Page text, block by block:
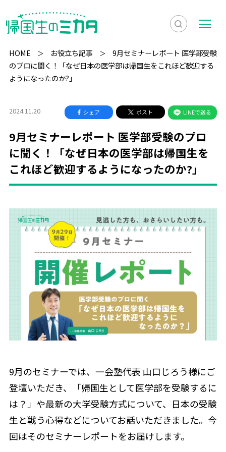
検
検
索
を
メ
ニ
ュ
HOME お役立ち記事
9月セミナーレポート 医学部受験
のプロに聞く！「なぜ日本の医学部は帰国生をこれほど歓迎する
ようになったのか?」
2024.11.20 シェア ポスト LINEで送る
9月セミナーレポート 医学部受験のプロ
に聞く！「なぜ日本の医学部は帰国生を
これほど歓迎するようになったのか?」
9月のセミナーでは、一会塾代表 山口じろう様にご
登壇いただき、「帰国生として医学部を受験するに
は？」や最新の大学受験方式について、日本の受験
生と戦う心得などについてお話いただきました。今
回はそのセミナーレポートをお届けします。